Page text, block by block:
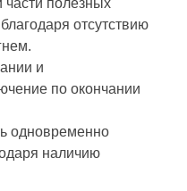
полезных
отсутствию
и
по окончании
одновременно
наличию